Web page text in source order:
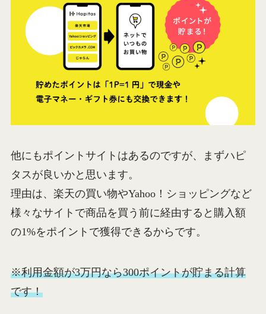
他にもポイントサイトはあるのですが、まずハピ
タスが良いかと思います。
理由は、楽天の買い物やYahoo！ショッピングなど
様々なサイトで商品を買う前に経由すると購入額
の1%をポイントで獲得できるからです。
※利用金額が3万円なら300ポイントが貯まる計算
です！